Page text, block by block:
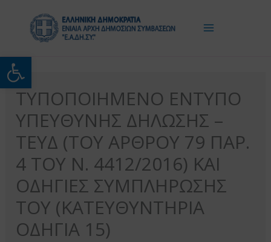
Ανοίξτε τη γραμμή
περιεχόμενο
ΤΥΠΟΠΟΙΗΜΕΝΟ ΕΝΤΥΠΟ
ΥΠΕΥΘΥΝΗΣ ΔΗΛΩΣΗΣ –
ΤΕΥΔ (ΤΟΥ ΑΡΘΡΟΥ 79 ΠΑΡ.
4 ΤΟΥ Ν. 4412/2016) ΚΑΙ
ΟΔΗΓΙΕΣ ΣΥΜΠΛΗΡΩΣΗΣ
ΤΟΥ (ΚΑΤΕΥΘΥΝΤΗΡΙΑ
ΟΔΗΓΙΑ 15)